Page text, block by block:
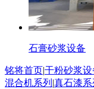
石膏砂浆设备
铭将首页|干粉砂浆设
混合机系列 |真石漆系